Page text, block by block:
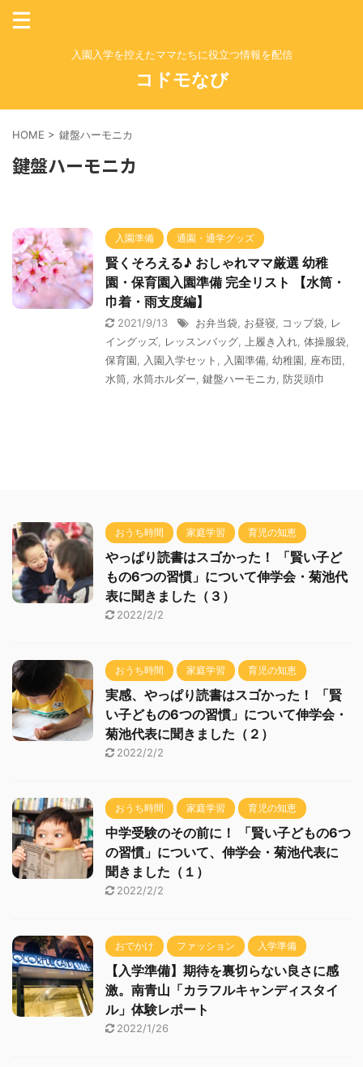
入園入学を控えたママたちに役立つ情報を配信
コドモなび
HOME > 鍵盤ハーモニカ
鍵盤ハーモニカ
入園準備 通園・通学グッズ
賢くそろえる♪ おしゃれママ厳選 幼稚
園・保育園入園準備 完全リスト 【水筒・
巾着・雨支度編】
2021/9/13 お弁当袋 お昼寝 コップ袋
レ
イングッズ
レッスンバッグ 上履き入れ 体操服袋
保育園
入園入学セット 入園準備 幼稚園 座布団
水筒
水筒ホルダー 鍵盤ハーモニカ 防災頭巾
おうち時間 家庭学習 育児の知恵
やっぱり読書はスゴかった！ 「賢い子ど
もの6つの習慣」について伸学会・菊池代
表に聞きました（３）
2022/2/2
おうち時間 家庭学習 育児の知恵
実感、やっぱり読書はスゴかった！ 「賢
い子どもの6つの習慣」について伸学会・
菊池代表に聞きました（２）
2022/2/2
おうち時間 家庭学習 育児の知恵
中学受験のその前に！ 「賢い子どもの6つ
の習慣」について、伸学会・菊池代表に
聞きました（１）
2022/2/2
おでかけ ファッション 入学準備
【入学準備】期待を裏切らない良さに感
激。南青山「カラフルキャンディスタイ
ル」体験レポート
2022/1/26